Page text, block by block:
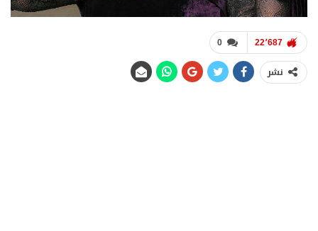
0 22٬687
نشر